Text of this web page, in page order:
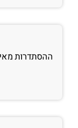
ההסתדרות